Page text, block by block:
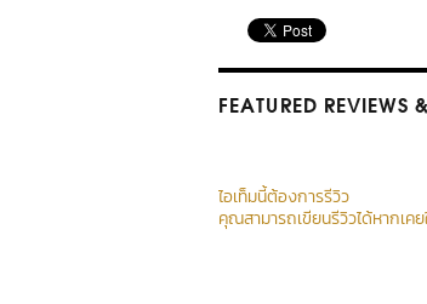
FEATURED REVIEWS
ไอเท็มนี้ต้องการรีวิว
คุณสามารถเขียนรีวิวได้หากเคย